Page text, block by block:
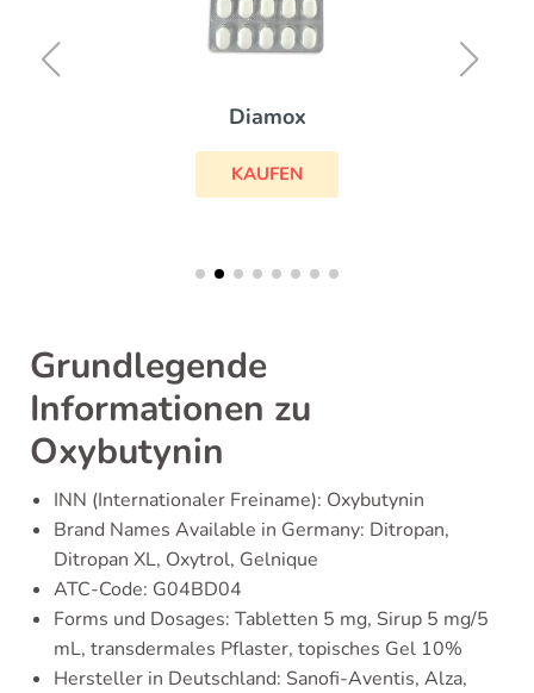
Diamox
KAUFEN
Grundlegende
Informationen zu
Oxybutynin
INN (Internationaler Freiname): Oxybutynin
Brand Names Available in Germany: Ditropan,
Ditropan XL, Oxytrol, Gelnique
ATC-Code: G04BD04
Forms und Dosages: Tabletten 5 mg, Sirup 5 mg/5
mL, transdermales Pflaster, topisches Gel 10%
Hersteller in Deutschland: Sanofi-Aventis, Alza,